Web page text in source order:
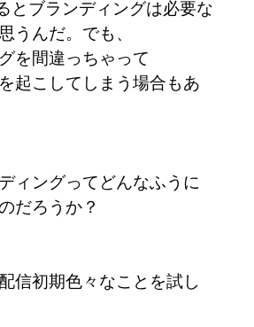
とブランディングは必要な
うんだ。でも、
を間違っちゃって
起こしてしまう場合もあ
ィングってどんなふうに
だろうか？
信初期色々なことを試し